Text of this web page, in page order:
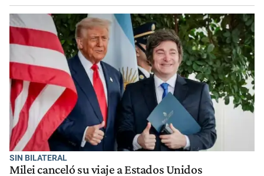
SIN BILATERAL
Milei canceló su viaje a Estados Unidos